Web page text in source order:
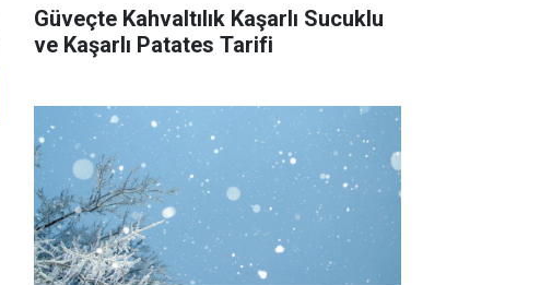
Güveçte Kahvaltılık Kaşarlı Sucuklu
ve Kaşarlı Patates Tarifi